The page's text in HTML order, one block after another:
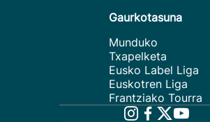
Gaurkotasuna
Munduko
Txapelketa
Eusko Label Liga
Euskotren Liga
Frantziako Tourra